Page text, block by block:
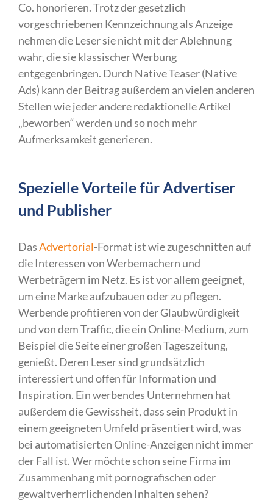
Co. honorieren. Trotz der gesetzlich
vorgeschriebenen Kennzeichnung als Anzeige
nehmen die Leser sie nicht mit der Ablehnung
wahr, die sie klassischer Werbung
entgegenbringen. Durch Native Teaser (Native
Ads) kann der Beitrag außerdem an vielen anderen
Stellen wie jeder andere redaktionelle Artikel
„beworben“ werden und so noch mehr
Aufmerksamkeit generieren.
Spezielle Vorteile für Advertiser
und Publisher
DasAdvertorial-Format ist wie zugeschnitten auf
die Interessen von Werbemachern und
Werbeträgern im Netz. Es ist vor allem geeignet,
um eine Marke aufzubauen oder zu pflegen.
Werbende profitieren von der Glaubwürdigkeit
und von dem Traffic, die ein Online-Medium, zum
Beispiel die Seite einer großen Tageszeitung,
genießt. Deren Leser sind grundsätzlich
interessiert und offen für Information und
Inspiration. Ein werbendes Unternehmen hat
außerdem die Gewissheit, dass sein Produkt in
einem geeigneten Umfeld präsentiert wird, was
bei automatisierten Online-Anzeigen nicht immer
der Fall ist. Wer möchte schon seine Firma im
Zusammenhang mit pornografischen oder
gewaltverherrlichenden Inhalten sehen?